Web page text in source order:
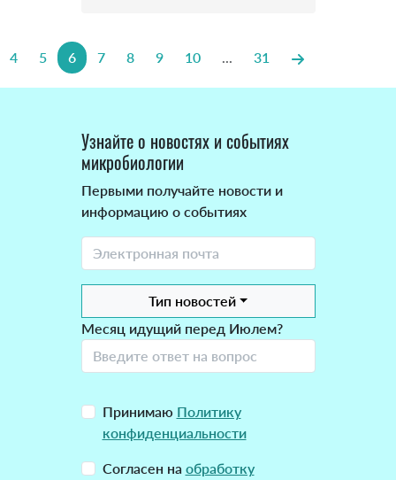
4 5 6 7 8 9 10 ... 31
Узнайте о новостях и событиях
микробиологии
Первыми получайте новости и
информацию о событиях
Тип новостей
Месяц идущий перед Июлем?
Принимаю Политику
конфиденциальности
Согласен на обработку